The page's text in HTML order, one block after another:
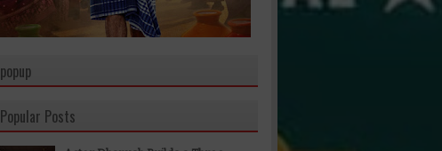
popup
Popular Posts